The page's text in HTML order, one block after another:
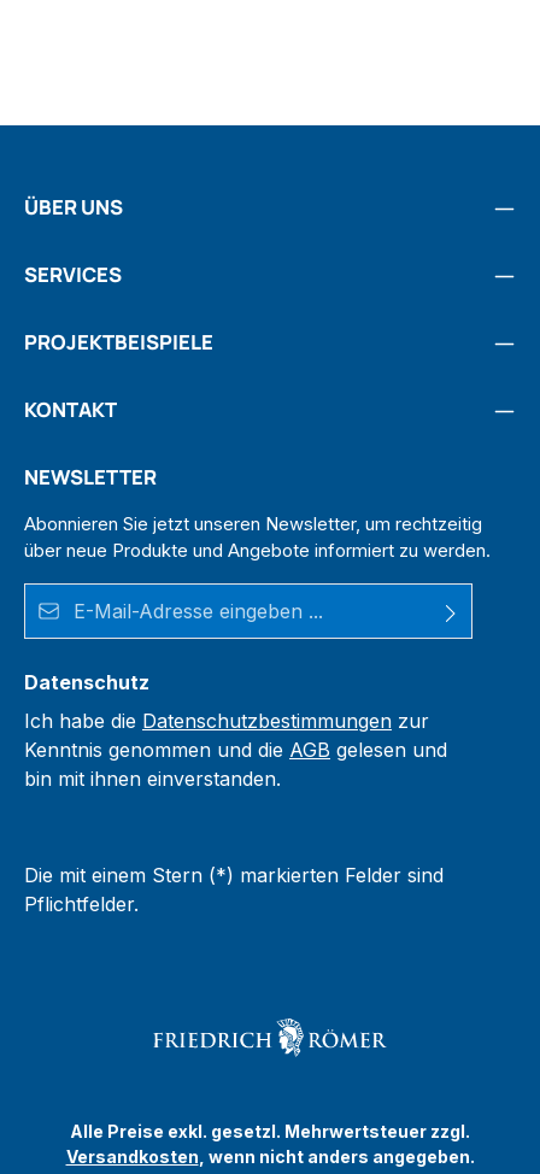
ÜBER UNS
SERVICES
PROJEKTBEISPIELE
KONTAKT
NEWSLETTER
Abonnieren Sie jetzt unseren Newsletter, um rechtzeitig
über neue Produkte und Angebote informiert zu werden.
Datenschutz
Ich habe die Datenschutzbestimmungen zur
Kenntnis genommen und die AGB gelesen und
bin mit ihnen einverstanden.
Die mit einem Stern (*) markierten Felder sind
Pflichtfelder.
Alle Preise exkl. gesetzl. Mehrwertsteuer zzgl.
Versandkosten , wenn nicht anders angegeben.